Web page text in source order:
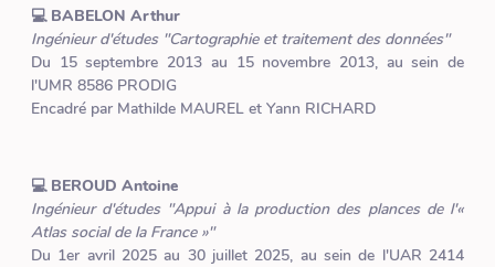
💻 BABELON Arthur
Ingénieur d'études "Cartographie et traitement des données"
Du 15 septembre 2013 au 15 novembre 2013, au sein de
l'UMR 8586 PRODIG
Encadré par Mathilde MAUREL et Yann RICHARD
💻 BEROUD Antoine
Ingénieur d'études "Appui à la production des plances de l'«
Atlas social de la France »"
Du 1er avril 2025 au 30 juillet 2025, au sein de l'UAR 2414